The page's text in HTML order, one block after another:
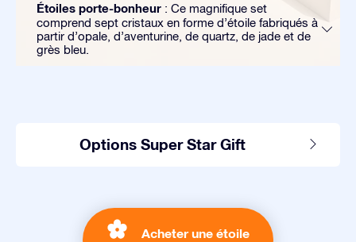
Étoiles porte-bonheur : Ce magnifique set
comprend sept cristaux en forme d’étoile fabriqués à
partir d’opale, d’aventurine, de quartz, de jade et de
grès bleu.
Options Super Star Gift
Acheter une étoile